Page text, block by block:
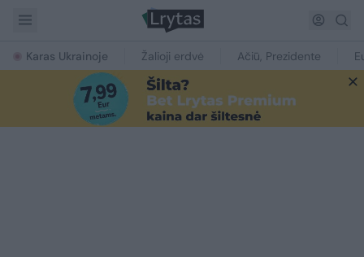
Karas Ukrainoje Žalioji erdvė Ačiū, Prezidente